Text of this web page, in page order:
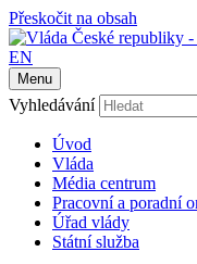
Přeskočit na obsah
EN
Menu
Vyhledávání
Úvod
Vláda
Média centrum
Pracovní a poradní
Úřad vlády
Státní služba